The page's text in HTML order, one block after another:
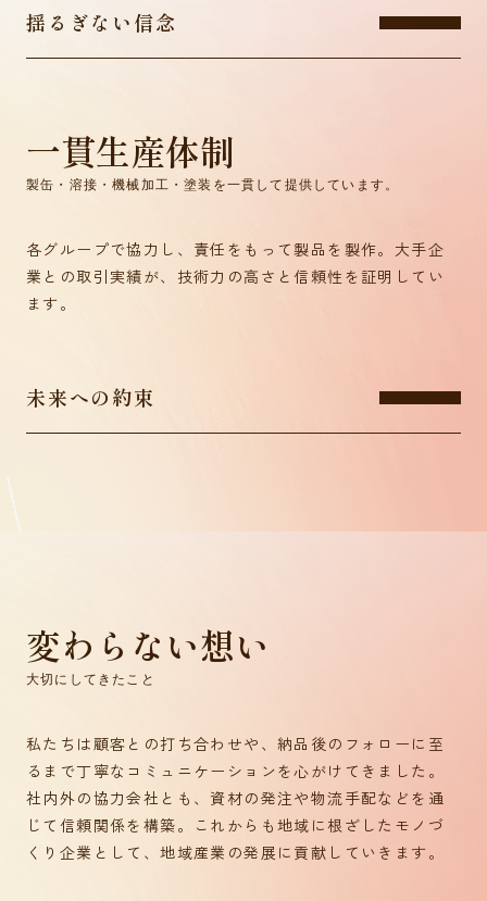
揺るぎない信念
一貫生産体制
製缶・溶接・機械加工・塗装を一貫して提供しています。
各グループで協力し、責任をもって製品を製作。大手企
業との取引実績が、技術力の高さと信頼性を証明してい
ます。
未来への約束
変わらない想い
大切にしてきたこと
私たちは顧客との打ち合わせや、納品後のフォローに至
るまで丁寧なコミュニケーションを心がけてきました。
社内外の協力会社とも、資材の発注や物流手配などを通
じて信頼関係を構築。これからも地域に根ざしたモノづ
くり企業として、地域産業の発展に貢献していきます。